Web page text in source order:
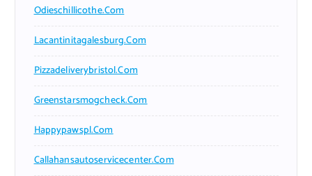
Odieschillicothe.com
Lacantinitagalesburg.com
Pizzadeliverybristol.com
Greenstarsmogcheck.com
Happypawspl.com
Callahansautoservicecenter.com